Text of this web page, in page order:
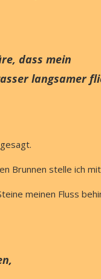
dass mein
langsamer
Brunnen stelle ich
meinen Fluss